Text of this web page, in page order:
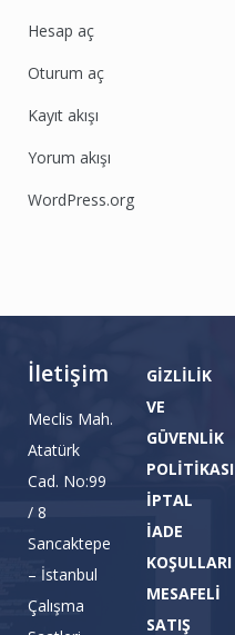
Hesap aç
Oturum aç
Kayıt akışı
Yorum akışı
WordPress.org
İletişim
Meclis Mah.
Atatürk
Cad. No:99
/ 8
Sancaktepe
– İstanbul
Çalışma
GİZLİLİK
VE
GÜVENLİK
POLİTİKASI
İPTAL
İADE
KOŞULLARI
MESAFELİ
SATIŞ